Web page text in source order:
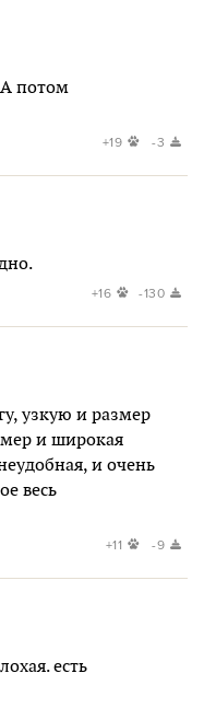
А потом
+19 -3
+16 -130
узкую и размер
и широкая
и очень
весь
+11 -9
есть